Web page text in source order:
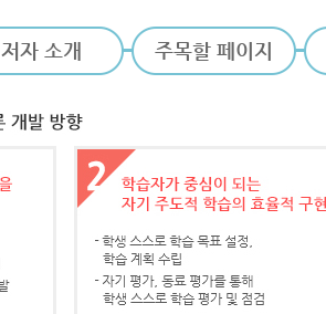
저자 소개 주목할 페이지